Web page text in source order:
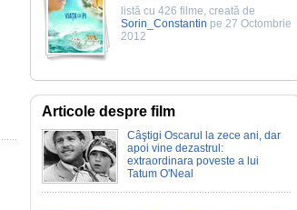
listă cu 426 filme, creată de
Sorin_Constantin pe 27 Octombrie
2012
Articole despre film
Câştigi Oscarul la zece ani, dar
apoi vine dezastrul:
extraordinara poveste a lui
Tatum O'Neal